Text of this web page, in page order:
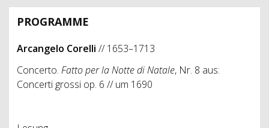
PROGRAMME
Arcangelo Corelli // 1653–1713
Concerto. Fatto per la Notte di Natale, Nr. 8 aus:
Concerti grossi op. 6 // um 1690